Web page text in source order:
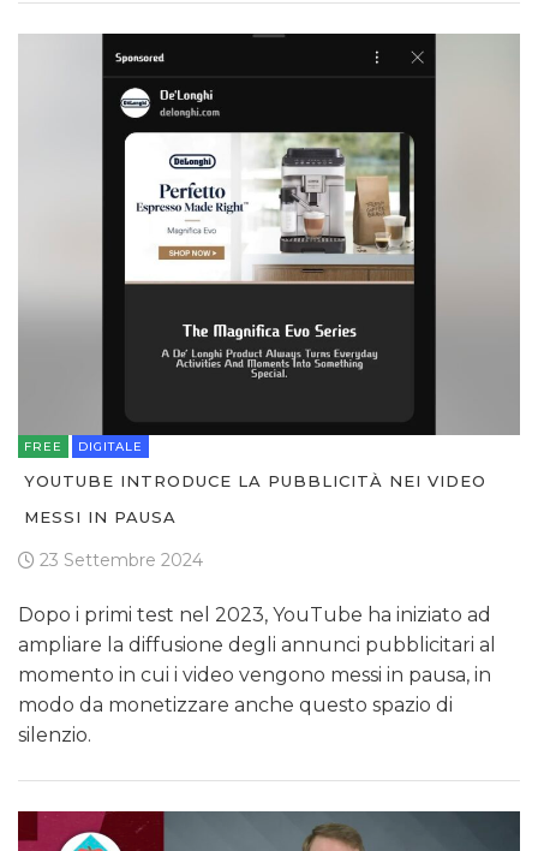
FREE DIGITALE
YOUTUBE INTRODUCE LA PUBBLICITÀ NEI VIDEO
MESSI IN PAUSA
23 Settembre 2024
Dopo i primi test nel 2023, YouTube ha iniziato ad
ampliare la diffusione degli annunci pubblicitari al
momento in cui i video vengono messi in pausa, in
modo da monetizzare anche questo spazio di
silenzio.